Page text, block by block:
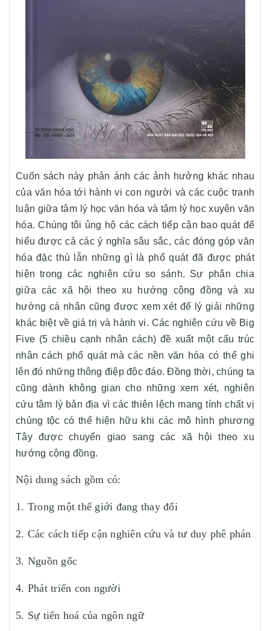
Cuốn sách này phản ánh các ảnh hưởng khác nhau
của văn hóa tới hành vi con người và các cuộc tranh
luận giữa tâm lý học văn hóa và tâm lý học xuyên văn
hóa. Chúng tôi ủng hộ các cách tiếp cận bao quát để
hiểu được cả các ý nghĩa sâu sắc, các đóng góp văn
hóa đặc thù lẫn những gì là phổ quát đã được phát
hiện trong các nghiên cứu so sánh. Sự phân chia
giữa các xã hội theo xu hướng cộng đồng và xu
hướng cá nhân cũng được xem xét để lý giải những
khác biệt về giá trị và hành vi. Các nghiên cứu về Big
Five (5 chiều cạnh nhân cách) đề xuất một cấu trúc
nhân cách phổ quát mà các nền văn hóa có thể ghi
lên đó những thông điệp độc đáo. Đồng thời, chúng ta
cũng dành không gian cho những xem xét, nghiên
cứu tâm lý bản địa vì các thiên lệch mang tính chất vị
chủng tộc có thể hiện hữu khi các mô hình phương
Tây được chuyển giao sang các xã hội theo xu
hướng cộng đồng.
Nội dung sách gồm có:
1. Trong một thế giới đang thay đổi
2. Các cách tiếp cận nghiên cứu và tư duy phê phán
3. Nguồn gốc
4. Phát triển con người
5. Sự tiến hoá của ngôn ngữ